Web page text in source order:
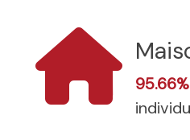
95.66%